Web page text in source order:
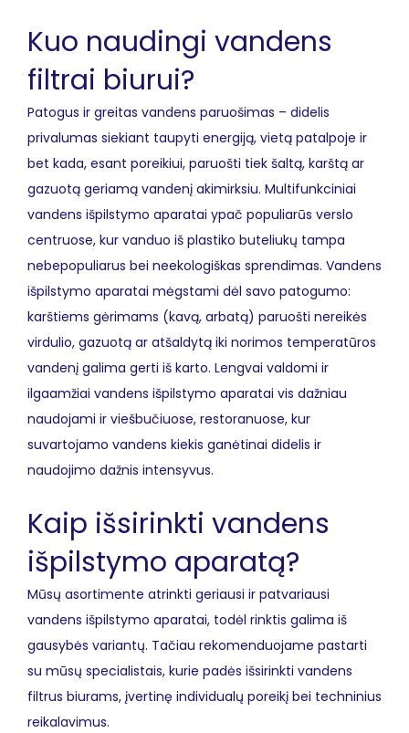
Kuo naudingi vandens
filtrai biurui?
Patogus ir greitas vandens paruošimas – didelis
privalumas siekiant taupyti energiją, vietą patalpoje ir
bet kada, esant poreikiui, paruošti tiek šaltą, karštą ar
gazuotą geriamą vandenį akimirksiu. Multifunkciniai
vandens išpilstymo aparatai ypač populiarūs verslo
centruose, kur vanduo iš plastiko buteliukų tampa
nebepopuliarus bei neekologiškas sprendimas. Vandens
išpilstymo aparatai mėgstami dėl savo patogumo:
karštiems gėrimams (kavą, arbatą) paruošti nereikės
virdulio, gazuotą ar atšaldytą iki norimos temperatūros
vandenį galima gerti iš karto. Lengvai valdomi ir
ilgaamžiai vandens išpilstymo aparatai vis dažniau
naudojami ir viešbučiuose, restoranuose, kur
suvartojamo vandens kiekis ganėtinai didelis ir
naudojimo dažnis intensyvus.
Kaip išsirinkti vandens
išpilstymo aparatą?
Mūsų asortimente atrinkti geriausi ir patvariausi
vandens išpilstymo aparatai, todėl rinktis galima iš
gausybės variantų. Tačiau rekomenduojame pastarti
su mūsų specialistais, kurie padės išsirinkti vandens
filtrus biurams, įvertinę individualų poreikį bei techninius
reikalavimus.